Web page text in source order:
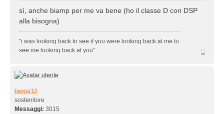
sì, anche biamp per me va bene (ho il classe D con DSP
alla bisogna)
"i was looking back to see if you were looking back at me to
see me looking back at you"
berga12
sostenitore
Messaggi: 3015